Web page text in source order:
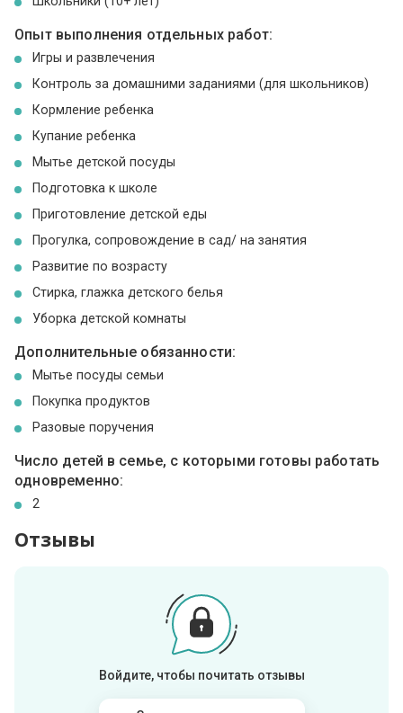
Опыт выполнения отдельных работ:
Игры и развлечения
Контроль за домашними заданиями (для школьников)
Кормление ребенка
Купание ребенка
Мытье детской посуды
Подготовка к школе
Приготовление детской еды
Прогулка, сопровождение в сад/ на занятия
Развитие по возрасту
Стирка, глажка детского белья
Уборка детской комнаты
Дополнительные обязанности:
Мытье посуды семьи
Покупка продуктов
Разовые поручения
Число детей в семье, с которыми готовы работать
одновременно:
2
Отзывы
Войдите, чтобы почитать отзывы